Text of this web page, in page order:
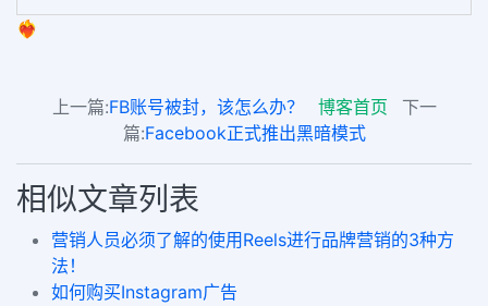
❤️‍🔥
上一篇:FB账号被封，该怎么办？ 博客首页
下一
篇:Facebook正式推出黑暗模式
相似文章列表
营销人员必须了解的使用Reels进行品牌营销的3种方
法！
如何购买Instagram广告